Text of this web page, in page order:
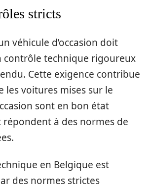
stricts
véhicule d’occasion doit
contrôle technique rigoureux
Cette exigence contribue
les voitures mises sur le
sont en bon état
répondent à des normes de
en Belgique est
des normes strictes